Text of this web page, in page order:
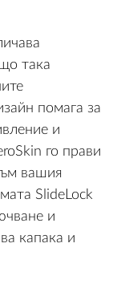
така
помага за
и
го прави
вашия
SlideLock
и
капака и